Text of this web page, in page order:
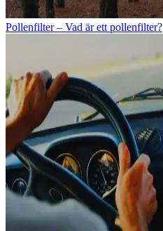
Pollenfilter – Vad är ett pollenfilter?